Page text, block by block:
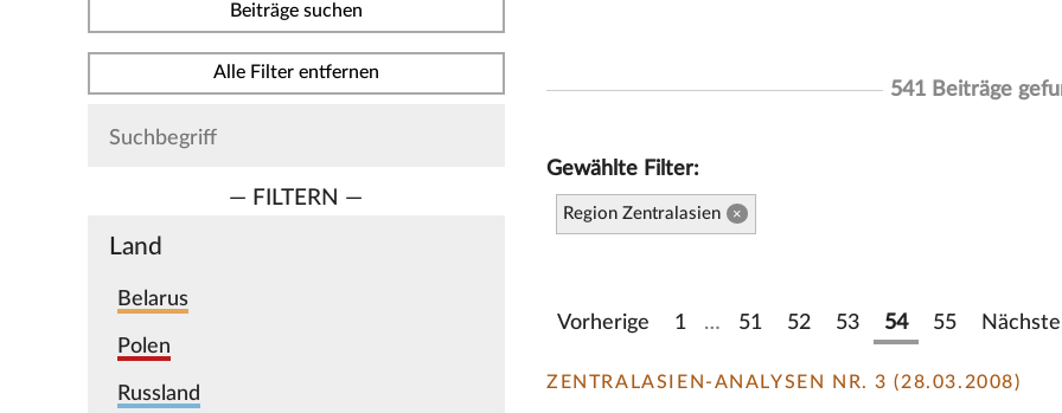
Beiträge suchen
Alle Filter entfernen
— FILTERN —
Land
Belarus
Polen
Russland
541 Beiträge
Gewählte Filter:
Region Zentralasien ×
Vorherige 1 … 51 52 53 54 55 Nächste
ZENTRALASIEN-ANALYSEN NR. 3 (28.03.2008)